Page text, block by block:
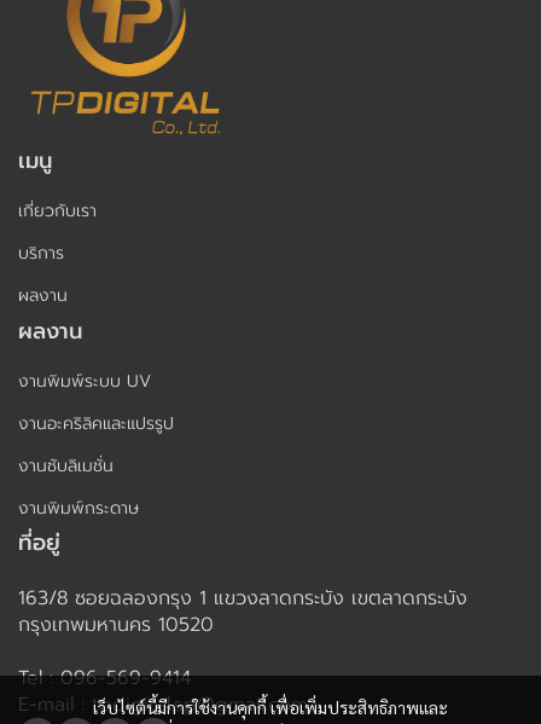
เว็บไซต์นี้มีการใช้งานคุกกี้ เพื่อเพิ่มประสิทธิภาพและ
เมนู
เกี่ยวกับเรา
บริการ
ผลงาน
ผลงาน
งานพิมพ์ระบบ UV
งานอะคริลิคและแปรรูป
งานซับลิเมชั่น
งานพิมพ์กระดาษ
ที่อยู่
163/8 ซอยฉลองกรุง 1 แขวงลาดกระบัง เขตลาดกระบัง
กรุงเทพมหานคร 10520
Tel : 096-569-9414
E-mail : tpdigital.sp@gmail.com